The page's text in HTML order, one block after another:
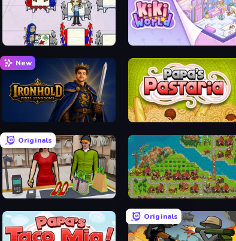
Diner Dash KiKi World
New
Ironhold: Pixel Kingdoms Papa's Pastaria
Originals
Shop Master 3D City Idle
Originals